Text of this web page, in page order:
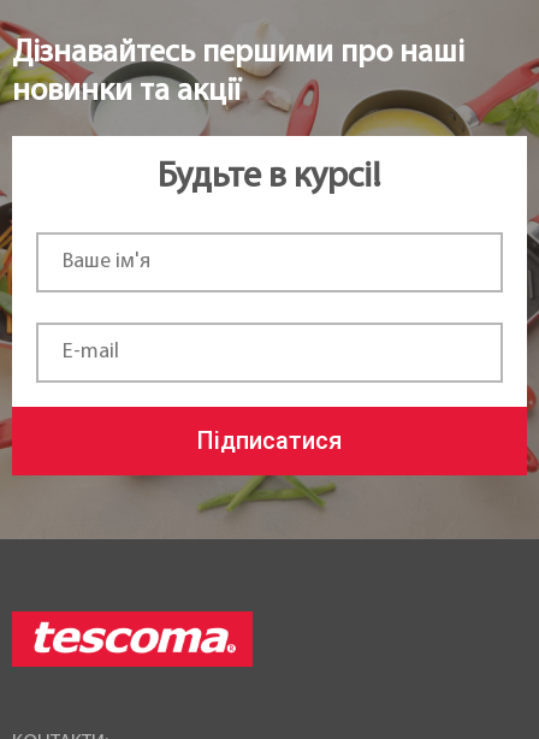
Дізнавайтесь першими про наші
новинки та акції
Будьте в курсі!
Підписатися